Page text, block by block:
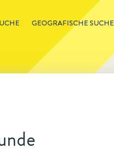
GEOGRAFISCHE SUCHE